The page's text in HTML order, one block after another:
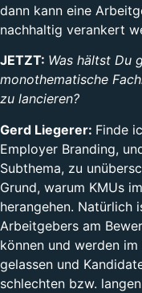
dann kann eine
nachhaltig verankert
JETZT: Was hältst Du
monothematische
zu lancieren?
Gerd Liegerer: Finde
Employer Branding,
Subthema, zu
Grund, warum KMUs
herangehen. Natürlich
Arbeitgebers am
können und werden
gelassen und
schlechten bzw.